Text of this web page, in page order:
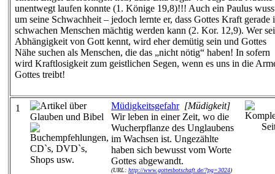
unentwegt laufen konnte (1. Könige 19,8)!!! Auch ein Paulus
um seine Schwachheit – jedoch lernte er, dass Gottes Kraft gerade
schwachen Menschen mächtig werden kann (2. Kor. 12,9). Wer
Abhängigkeit von Gott kennt, wird eher demütig sein und Gottes
Nähe suchen als Menschen, die das „nicht nötig“ haben! In sofern
wird Kraftlosigkeit zum geistlichen Segen, wenn es uns in die
Gottes treibt!
1 Müdigkeitsgefahr [Müdigkeit]
Wir leben in einer Zeit, wo die
Wucherpflanze des Unglaubens
im Wachsen ist. Ungezählte
haben sich bewusst vom Worte
Gottes abgewandt.
(URL: http://www.gottesbotschaft.de/?pg=3024)